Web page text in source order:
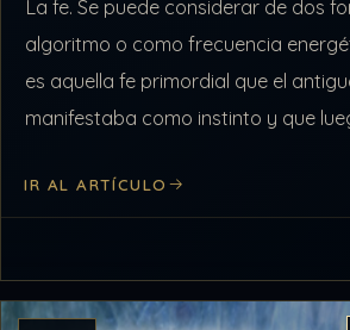
La fe. Se puede considerar de dos
algoritmo o como frecuencia
es aquella fe primordial que el
manifestaba como instinto y que
IR AL ARTÍCULO